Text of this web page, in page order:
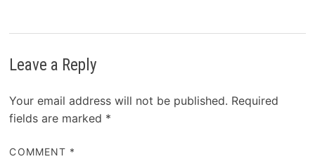
Leave a Reply
Your email address will not be published. Required
fields are marked *
COMMENT *